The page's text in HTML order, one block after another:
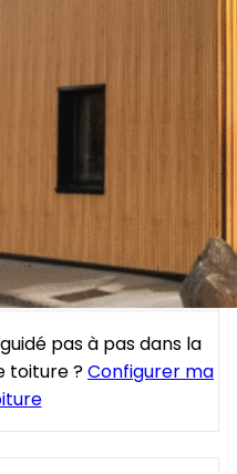
pas à pas dans la
toiture ?Configurer ma